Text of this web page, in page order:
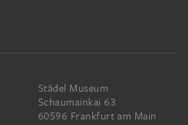
Städel Museum
Schaumainkai 63
60596 Frankfurt am Main